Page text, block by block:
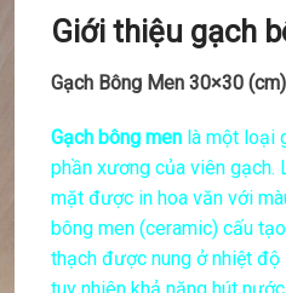
Giới thiệu gạch
Gạch Bông Men 30×30
Gạch bông men là một loại
phần xương của viên gạch.
mặt được in hoa văn với
bông men (ceramic) cấu
thạch được nung ở nhiệt